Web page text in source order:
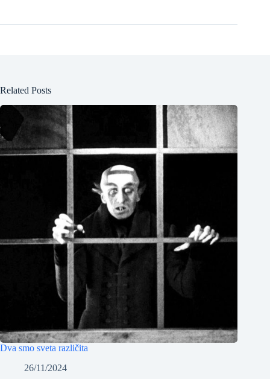
Related Posts
Dva smo sveta različita
26/11/2024